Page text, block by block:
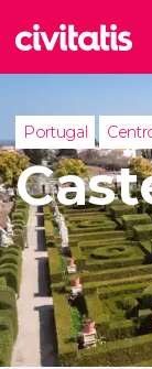
Portugal